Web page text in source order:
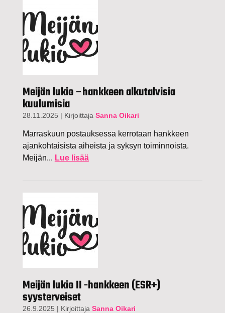
Meijän lukio –hankkeen alkutalvisia
kuulumisia
28.11.2025 | Kirjoittaja Sanna Oikari
Marraskuun postauksessa kerrotaan hankkeen
ajankohtaisista aiheista ja syksyn toiminnoista.
Meijän... Lue lisää
Meijän lukio II -hankkeen (ESR+)
syysterveiset
26.9.2025 | Kirjoittaja Sanna Oikari